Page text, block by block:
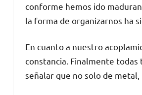
conforme hemos ido
la forma de organizarnos ha
En cuanto a nuestro
constancia. Finalmente todas
señalar que no solo de